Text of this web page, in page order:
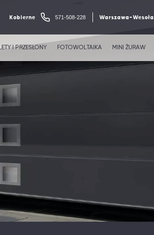
Kobierne 571-508-228 Warszawa-Wesoła
I PRZESŁONY FOTOWOLTAIKA MINI ŻURAW